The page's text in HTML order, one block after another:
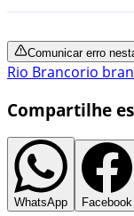
Comunicar erro
Rio Brancorio
Compartilhe
WhatsApp Facebook